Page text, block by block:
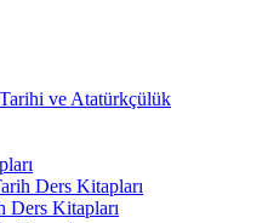
Tarihi ve Atatürkçülük
Ders Kitapları
Ders Kitapları